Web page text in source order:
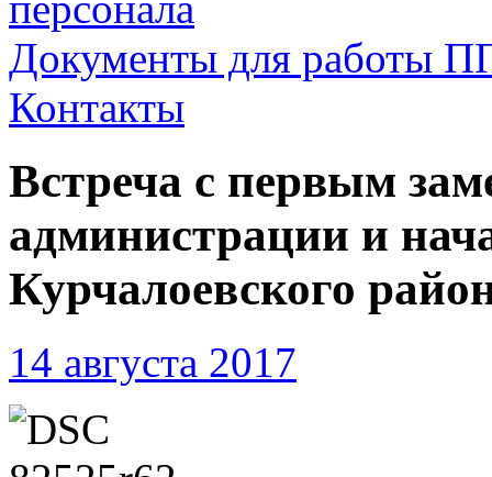
Документы для работы
Контакты
Встреча с первым
администрации и
Курчалоевского
14 августа 2017